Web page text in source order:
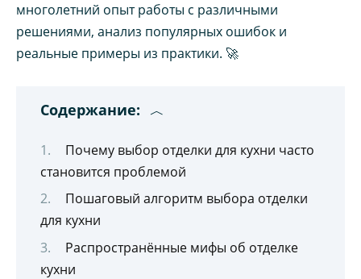
многолетний опыт работы с различными
решениями, анализ популярных ошибок и
реальные примеры из практики. 🚀
Содержание:
Почему выбор отделки для кухни часто
становится проблемой
Пошаговый алгоритм выбора отделки
для кухни
Распространённые мифы об отделке
кухни